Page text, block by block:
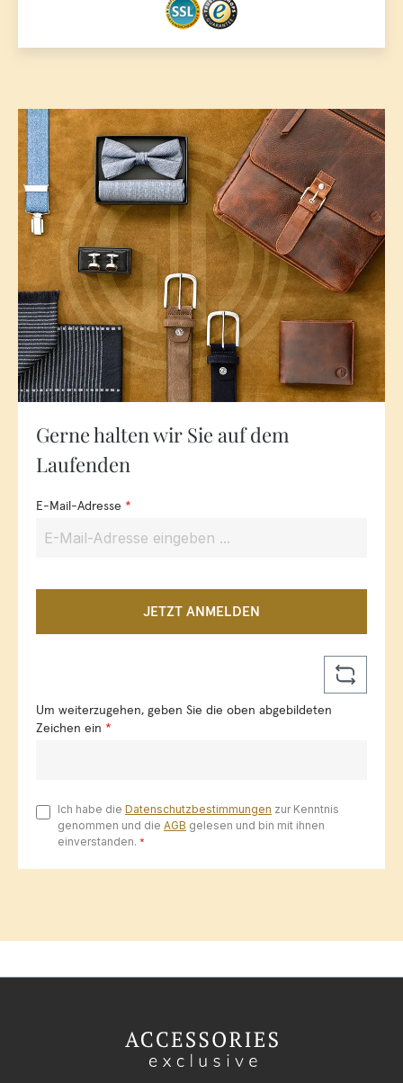
Gerne halten wir Sie auf dem
Laufenden
E-Mail-Adresse *
JETZT ANMELDEN
Um weiterzugehen, geben Sie die oben abgebildeten
Zeichen ein *
Ich habe die Datenschutzbestimmungen zur Kenntnis
genommen und die AGB gelesen und bin mit ihnen
einverstanden. *